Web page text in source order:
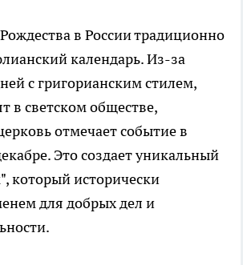
в России традиционно
календарь. Из-за
с григорианским стилем,
в светском обществе,
отмечает событие в
Это создает уникальный
который исторически
для добрых дел и